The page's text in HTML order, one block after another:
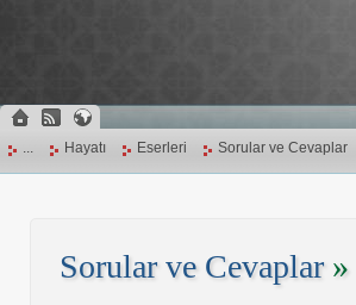
... Hayatı Eserleri Sorular ve Cevaplar
Sorular ve Cevaplar»